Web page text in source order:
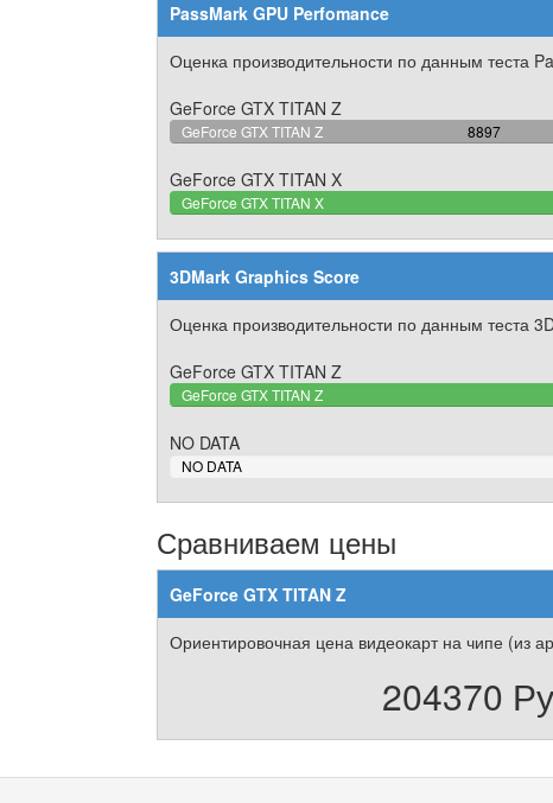
PassMark GPU Perfomance
Оценка производительности по данным теста
GeForce GTX TITAN Z
GeForce GTX TITAN Z 8897
GeForce GTX TITAN X
GeForce GTX TITAN X
3DMark Graphics Score
Оценка производительности по данным теста
GeForce GTX TITAN Z
GeForce GTX TITAN Z
NO DATA
NO DATA
0%
Сравниваем цены
GeForce GTX TITAN Z
Ориентировочная цена видеокарт на чипе (из
204370